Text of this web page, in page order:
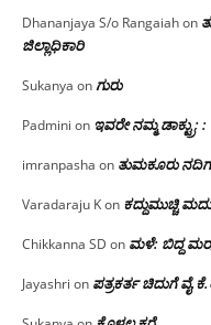
Dhananjaya S/o Rangaiahon
ಜಿಲ್ಲಾಧಿಕಾರಿ
Sukanya onಗುರು
Padmini on ಇವರೇ ನಮ್ಮ
imranpasha on ತುಮಕೂರು
Varadaraju Kon ಕದ್ದುಮುಚ್ಚಿ
Chikkanna SD on ಮಳೆ: ಬಿದ್ದ
Jayashri on ಪತ್ರಕರ್ತ ಚಿದುಗೆ